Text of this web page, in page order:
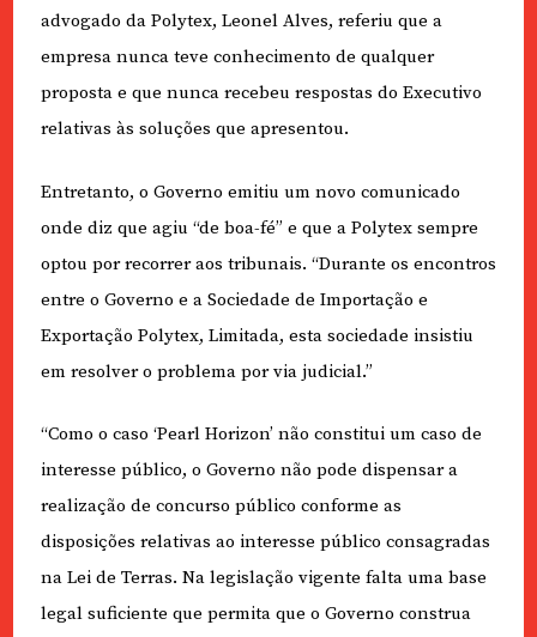
advogado da Polytex, Leonel Alves, referiu que a
empresa nunca teve conhecimento de qualquer
proposta e que nunca recebeu respostas do Executivo
relativas às soluções que apresentou.
Entretanto, o Governo emitiu um novo comunicado
onde diz que agiu “de boa-fé” e que a Polytex sempre
optou por recorrer aos tribunais. “Durante os encontros
entre o Governo e a Sociedade de Importação e
Exportação Polytex, Limitada, esta sociedade insistiu
em resolver o problema por via judicial.”
“Como o caso ‘Pearl Horizon’ não constitui um caso de
interesse público, o Governo não pode dispensar a
realização de concurso público conforme as
disposições relativas ao interesse público consagradas
na Lei de Terras. Na legislação vigente falta uma base
legal suficiente que permita que o Governo construa